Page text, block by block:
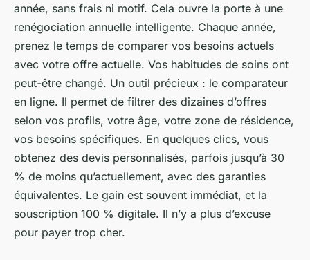
année, sans frais ni motif. Cela ouvre la porte à une
renégociation annuelle intelligente. Chaque année,
prenez le temps de comparer vos besoins actuels
avec votre offre actuelle. Vos habitudes de soins ont
peut-être changé. Un outil précieux : le comparateur
en ligne. Il permet de filtrer des dizaines d’offres
selon vos profils, votre âge, votre zone de résidence,
vos besoins spécifiques. En quelques clics, vous
obtenez des devis personnalisés, parfois jusqu’à 30
% de moins qu’actuellement, avec des garanties
équivalentes. Le gain est souvent immédiat, et la
souscription 100 % digitale. Il n’y a plus d’excuse
pour payer trop cher.